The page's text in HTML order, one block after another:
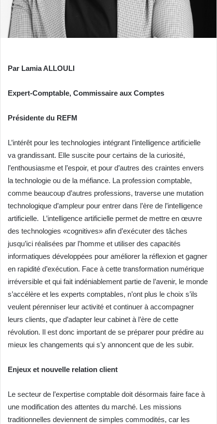
Par Lamia ALLOULI
Expert-Comptable, Commissaire aux Comptes
Présidente du REFM
L’intérêt pour les technologies intégrant l’intelligence artificielle
va grandissant. Elle suscite pour certains de la curiosité,
l’enthousiasme et l’espoir, et pour d’autres des craintes envers
la technologie ou de la méfiance. La profession comptable,
comme beaucoup d’autres professions, traverse une mutation
technologique d’ampleur pour entrer dans l’ère de l’intelligence
artificielle. L’intelligence artificielle permet de mettre en œuvre
des technologies «cognitives» afin d’exécuter des tâches
jusqu’ici réalisées par l’homme et utiliser des capacités
informatiques développées pour améliorer la réflexion et gagner
en rapidité d’exécution. Face à cette transformation numérique
irréversible et qui fait indéniablement partie de l’avenir, le monde
s’accélère et les experts comptables, n’ont plus le choix s’ils
veulent pérenniser leur activité et continuer à accompagner
leurs clients, que d’adapter leur cabinet à l’ère de cette
révolution. Il est donc important de se préparer pour prédire au
mieux les changements qui s’y annoncent que de les subir.
Enjeux et nouvelle relation client
Le secteur de l’expertise comptable doit désormais faire face à
une modification des attentes du marché. Les missions
traditionnelles deviennent de simples commodités, car les